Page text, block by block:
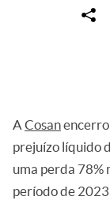
A Cosan
prejuízo líquido
uma perda 78%
período de